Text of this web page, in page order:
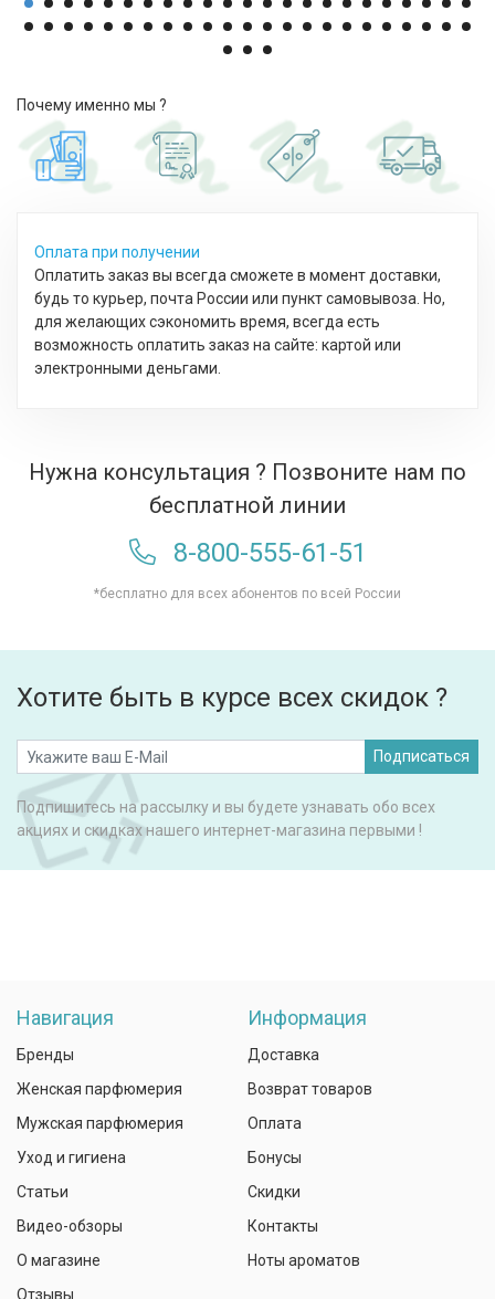
Почему именно мы ?
Оплата при получении
Оплатить заказ вы всегда сможете в момент доставки,
будь то курьер, почта России или пункт самовывоза. Но,
для желающих сэкономить время, всегда есть
возможность оплатить заказ на сайте: картой или
электронными деньгами.
Нужна консультация ? Позвоните нам по
бесплатной линии
8-800-555-61-51
*бесплатно для всех абонентов по всей России
Хотите быть в курсе всех скидок ?
Подписаться
Подпишитесь на рассылку и вы будете узнавать обо всех
акциях и скидках нашего интернет-магазина первыми !
Навигация
Бренды
Женская парфюмерия
Мужская парфюмерия
Уход и гигиена
Статьи
Видео-обзоры
О магазине
Отзывы
Информация
Доставка
Возврат товаров
Оплата
Бонусы
Скидки
Контакты
Ноты ароматов